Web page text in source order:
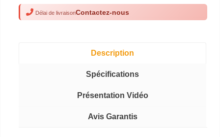
Délai de livraisonContactez-nous
Description
Spécifications
Présentation Vidéo
Avis Garantis